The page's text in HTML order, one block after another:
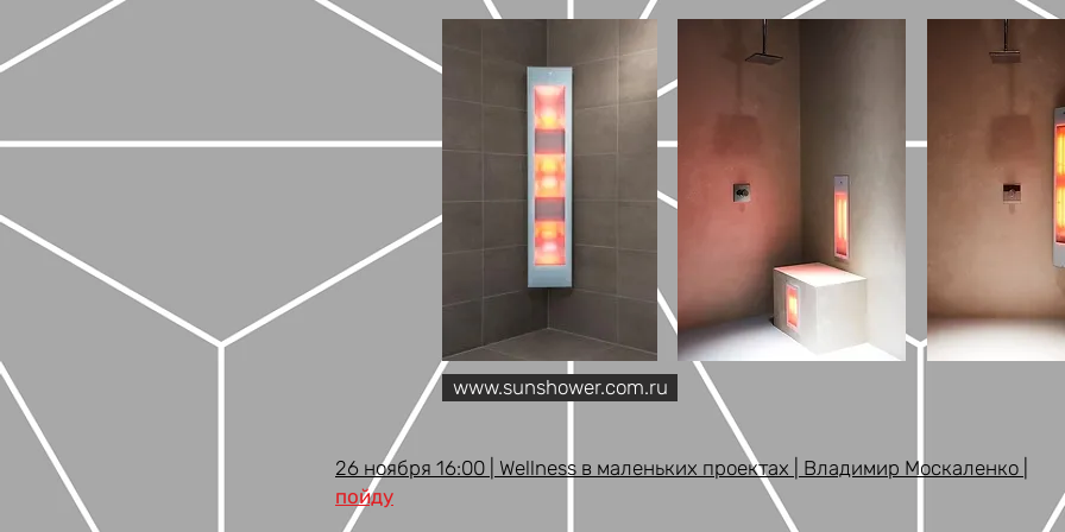
www.sunshower.com.ru
26 ноября 16:00 | Wellness в маленьких проектах | Владимир Москаленко |
пойду